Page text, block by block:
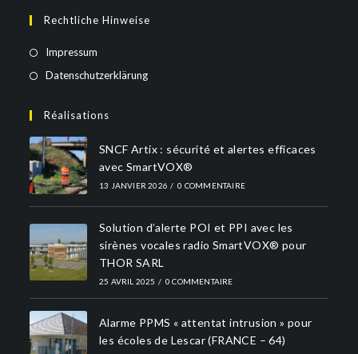
Rechtliche Hinweise
Impressum
Datenschutzerklärung
Réalisations
SNCF Artix : sécurité et alertes efficaces
avec SmartVOX®
13 JANVIER 2026 / 0 COMMENTAIRE
Solution d’alerte POI et PPI avec les
sirènes vocales radio SmartVOX® pour
THOR SARL
25 AVRIL 2025 / 0 COMMENTAIRE
Alarme PPMS « attentat intrusion » pour
les écoles de Lescar (FRANCE – 64)